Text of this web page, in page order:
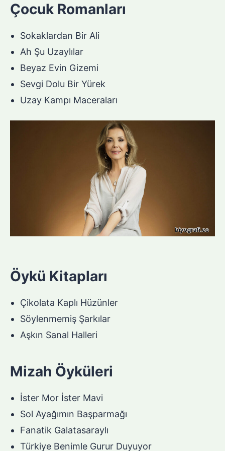
Çocuk Romanları
Sokaklardan Bir Ali
Ah Şu Uzaylılar
Beyaz Evin Gizemi
Sevgi Dolu Bir Yürek
Uzay Kampı Maceraları
Öykü Kitapları
Çikolata Kaplı Hüzünler
Söylenmemiş Şarkılar
Aşkın Sanal Halleri
Mizah Öyküleri
İster Mor İster Mavi
Sol Ayağımın Başparmağı
Fanatik Galatasaraylı
Türkiye Benimle Gurur Duyuyor